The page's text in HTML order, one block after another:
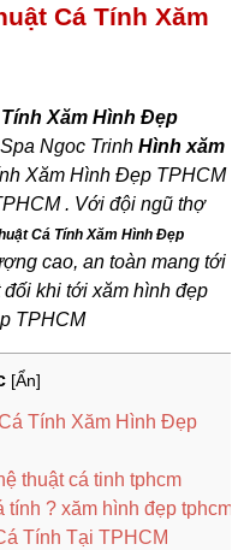
Cá Tính Xăm
Xăm Hình Đẹp
Ngoc TrinhHình xăm
Xăm Hình Đẹp TPHCM
. Với đội ngũ thợ
Cá Tính Xăm Hình Đẹp
cao, an toàn mang tới
khi tới xăm hình đẹp
TPHCM
[Ẩn]
Tính Xăm Hình Đẹp
thuật cá tinh tphcm
tính ? xăm hình đẹp tphcm
Tính Tại TPHCM